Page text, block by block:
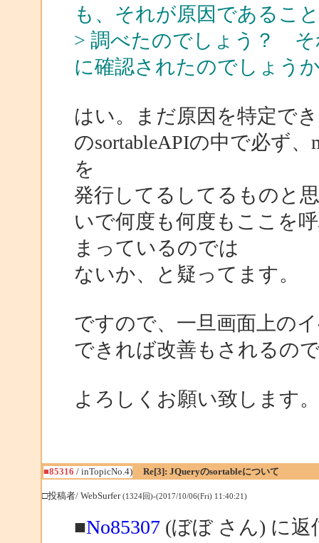
も、それが原因であるこ
> 調べたのでしょう？ そ
に確認されたのでしょ
はい。まだ原因を特定で
のsortableAPIの中で必ず、
を
発行してるしてるものと
いで何度も何度もここを
まっているのでは
ないか、と疑ってます。
ですので、一旦画面上の
できれば改善もされるの
よろしくお願い致します。
■85316 / inTopicNo.4) Re[3]: JQueryのsortableについて
□投稿者/ WebSurfer(1324回)-(2017/10/06(Fri) 11:40:21)
■No85307(ぼぼ さん) に返